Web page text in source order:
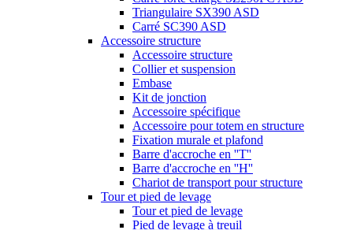
Triangulaire SX390 ASD
Carré SC390 ASD
Accessoire structure
Accessoire structure
Collier et suspension
Embase
Kit de jonction
Accessoire spécifique
Accessoire pour totem en structure
Fixation murale et plafond
Barre d'accroche en ''T''
Barre d'accroche en ''H''
Chariot de transport pour structure
Tour et pied de levage
Tour et pied de levage
Pied de levage à treuil